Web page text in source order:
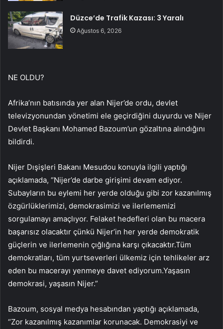
Düzce’de Trafik Kazası: 3 Yaralı
Ağustos 6, 2026
NE OLDU?
Afrika’nın batısında yer alan Nijer’de ordu, devlet
televizyonundan yönetimi ele geçirdiğini duyurdu ve Nijer
Devlet Başkanı Mohamed Bazoum’un gözaltına alındığını
bildirdi.
Nijer Dışişleri Bakanı Mesudou konuyla ilgili yaptığı
açıklamada, “Nijer’de darbe girişimi devam ediyor.
Subayların bu eylemi her yerde olduğu gibi zor kazanılmış
özgürlüklerimizi, demokrasimizi ve ilerlememizi
sorgulamayı amaçlıyor. Felaket hedefleri olan bu macera
başarısız olacaktır çünkü Nijer’in her yerde demokratik
güçlerin ve ilerlemenin çığlığına karşı çıkacaktır.Tüm
demokratları, tüm yurtseverleri ülkemiz için tehlikeler arz
eden bu macerayı yenmeye davet ediyorum.Yaşasın
demokrasi, yaşasın Nijer.”
Bazoum, sosyal medya hesabından yaptığı açıklamada,
“Zor kazanılmış kazanımlar korunacak. Demokrasiyi ve